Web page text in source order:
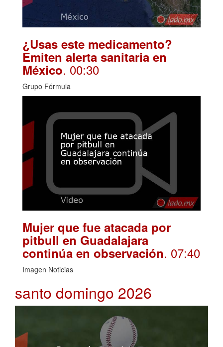
¿Usas este medicamento?
Emiten alerta sanitaria en
México. 00:30
Grupo Fórmula
Mujer que fue atacada por
pitbull en Guadalajara
continúa en observación. 07:40
Imagen Noticias
santo domingo 2026